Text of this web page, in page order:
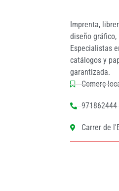
Imprenta,
diseño
Especialistas
catálogos y
garantizada.
Comerç
971862444
Carrer de